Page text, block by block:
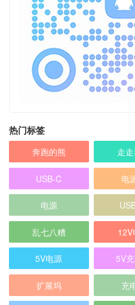
热门标签
奔跑的熊 走
USB-C 电
电源
乱七八糟
5V电源 5V
扩展坞 充